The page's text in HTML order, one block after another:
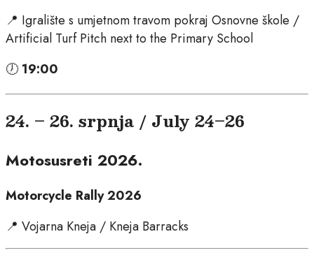
📍 Igralište s umjetnom travom pokraj Osnovne škole /
Artificial Turf Pitch next to the Primary School
🕖19:00
24. – 26. srpnja / July 24–26
Motosusreti 2026.
Motorcycle Rally 2026
📍 Vojarna Kneja / Kneja Barracks